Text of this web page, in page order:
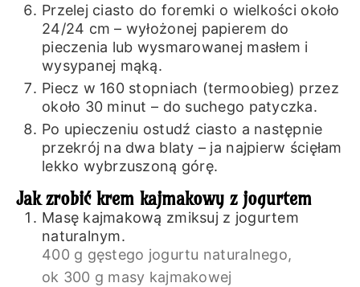
Przelej ciasto do foremki o wielkości około
24/24 cm – wyłożonej papierem do
pieczenia lub wysmarowanej masłem i
wysypanej mąką.
Piecz w 160 stopniach (termoobieg) przez
około 30 minut – do suchego patyczka.
Po upieczeniu ostudź ciasto a następnie
przekrój na dwa blaty – ja najpierw ścięłam
lekko wybrzuszoną górę.
Jak zrobić krem kajmakowy z jogurtem
Masę kajmakową zmiksuj z jogurtem
naturalnym.
400 g gęstego jogurtu naturalnego,
ok 300 g masy kajmakowej